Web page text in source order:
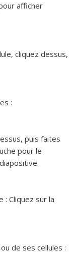
afficher
cliquez dessus,
:
puis faites
pour le
: Cliquez sur la
de ses cellules :